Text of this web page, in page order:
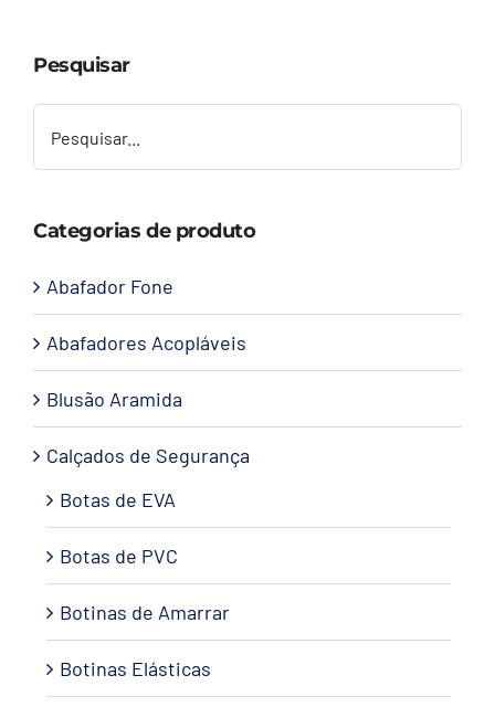
Contato
Pesquisar
Categorias de produto
Abafador Fone
Abafadores Acopláveis
Blusão Aramida
Calçados de Segurança
Botas de EVA
Botas de PVC
Botinas de Amarrar
Botinas Elásticas